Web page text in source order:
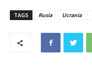
TAGS Rusia Ucrania